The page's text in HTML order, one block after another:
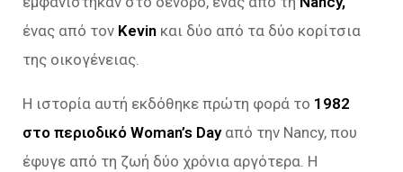
ένας από τον Kevin και δύο από τα δύο κορίτσια
της οικογένειας.
Η ιστορία αυτή εκδόθηκε πρώτη φορά το 1982
στο περιοδικό Woman’s Dayαπό την Nancy, που
έφυγε από τη ζωή δύο χρόνια αργότερα. Η